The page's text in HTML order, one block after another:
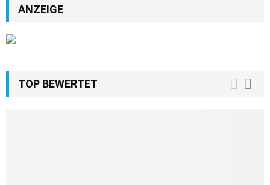
ANZEIGE
TOP BEWERTET